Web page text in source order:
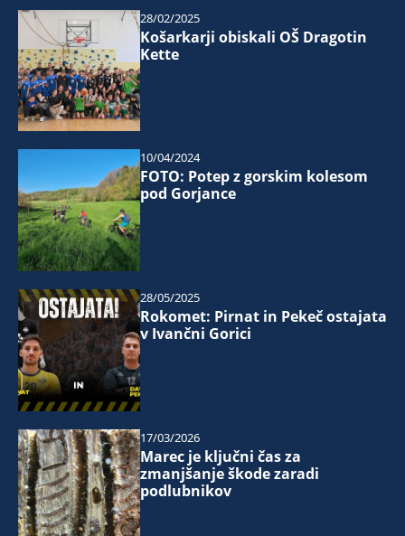
Košarkarji obiskali OŠ Dragotin
Kette
28/02/2025
FOTO: Potep z gorskim kolesom
pod Gorjance
10/04/2024
Rokomet: Pirnat in Pekeč ostajata
v Ivančni Gorici
28/05/2025
Marec je ključni čas za
zmanjšanje škode zaradi
podlubnikov
17/03/2026